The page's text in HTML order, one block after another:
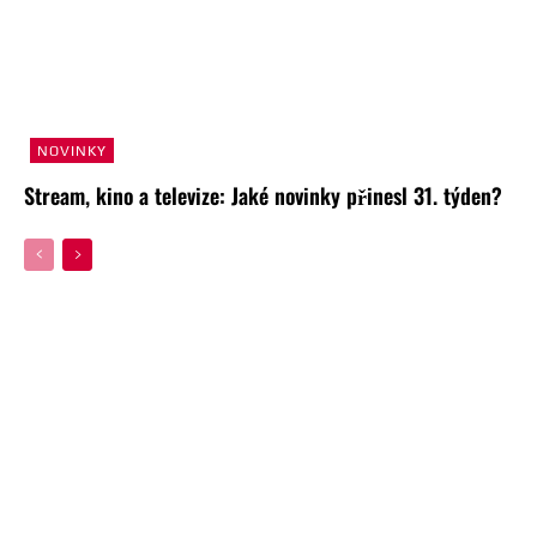
NOVINKY
Stream, kino a televize: Jaké novinky přinesl 31. týden?